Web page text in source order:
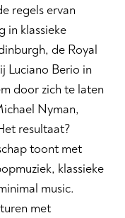
regels ervan
in klassieke
de Royal
Luciano Berio in
door zich te laten
Nyman,
resultaat?
toont met
klassieke
music.
met